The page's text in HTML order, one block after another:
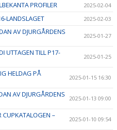
PROFILER 2025-02-04
LANDSLAGET 2025-02-03
AV DJURGÅRDENS
2025-01-27
UTTAGEN TILL P17-
2025-01-25
HELDAG PÅ
2025-01-15 16:30
AV DJURGÅRDENS
2025-01-13 09:00
CUPKATALOGEN –
2025-01-10 09:54